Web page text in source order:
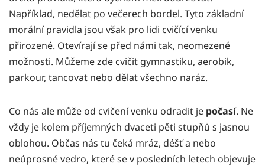
Například, nedělat po večerech bordel. Tyto základní
morální pravidla jsou však pro lidi cvičící venku
přirozené. Otevírají se před námi tak, neomezené
možnosti. Můžeme zde cvičit gymnastiku, aerobik,
parkour, tancovat nebo dělat všechno naráz.
Co nás ale může od cvičení venku odradit je počasí. Ne
vždy je kolem příjemných dvaceti pěti stupňů s jasnou
oblohou. Občas nás tu čeká mráz, déšť a nebo
neúprosné vedro, které se v posledních letech objevuje